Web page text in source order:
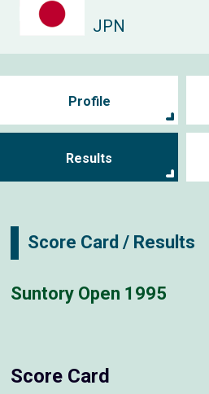
JPN
Profile
Results
Score Card / Results
Suntory Open 1995
Score Card